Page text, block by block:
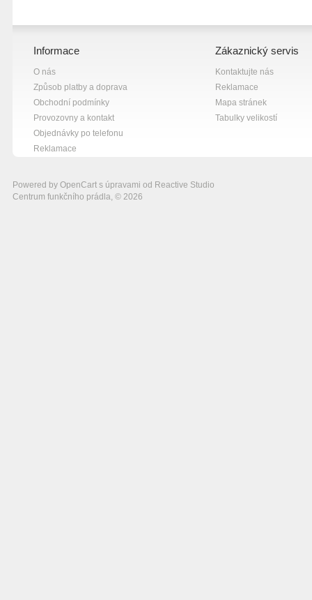
Informace
O nás
Způsob platby a doprava
Obchodní podmínky
Provozovny a kontakt
Objednávky po telefonu
Reklamace
Zákaznický servis
Kontaktujte nás
Reklamace
Mapa stránek
Tabulky velikostí
Powered by OpenCart s úpravami od Reactive Studio
Centrum funkčního prádla, © 2026